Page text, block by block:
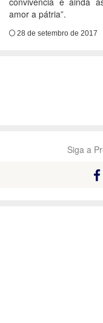
amor a pátria”.
28 de setembro de 2017
Siga a